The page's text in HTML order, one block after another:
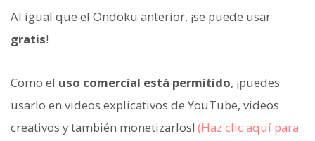
Al igual que el Ondoku anterior, ¡se puede usar
gratis!
Como el uso comercial está permitido, ¡puedes
usarlo en videos explicativos de YouTube, videos
creativos y también monetizarlos! (Haz clic aquí para